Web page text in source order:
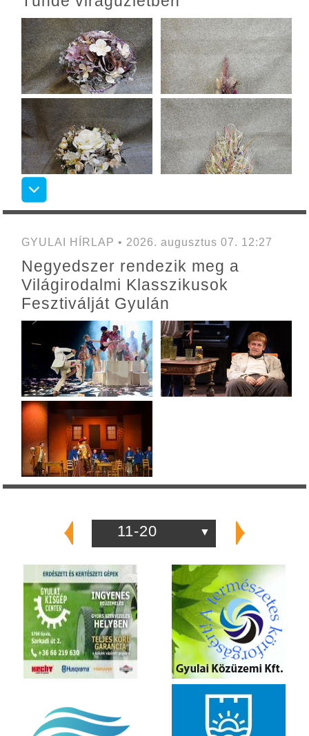
GYULAI HÍRLAP • 2026. augusztus 07. 12:27
Negyedszer rendezik meg a
Világirodalmi Klasszikusok
Fesztiválját Gyulán
11-20